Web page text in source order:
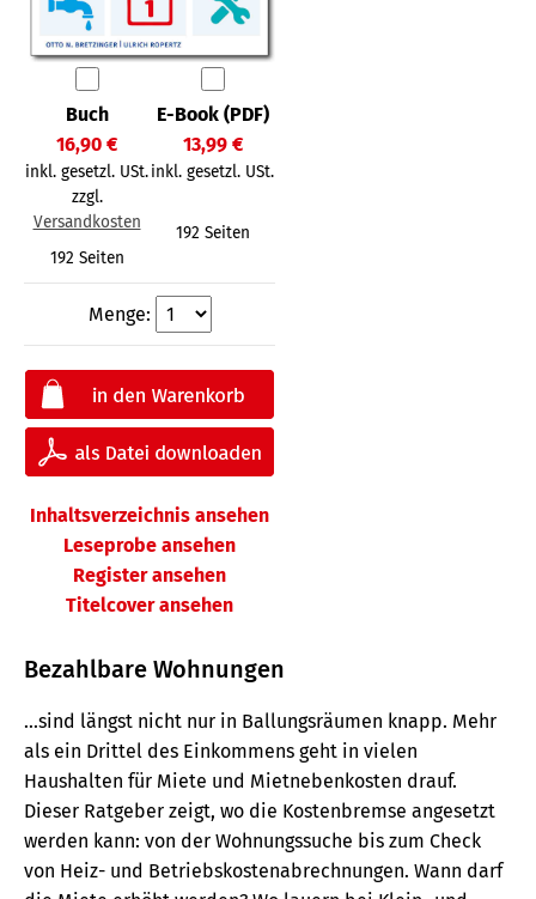
Buch
16,90 €
inkl. gesetzl. USt.
zzgl.
Versandkosten
192 Seiten
E-Book (PDF)
13,99 €
inkl. gesetzl. USt.
192 Seiten
Menge:
Inhaltsverzeichnis ansehen
Leseprobe ansehen
Register ansehen
Titelcover ansehen
Bezahlbare Wohnungen
...sind längst nicht nur in Ballungsräumen knapp. Mehr
als ein Drittel des Einkommens geht in vielen
Haushalten für Miete und Mietnebenkosten drauf.
Dieser Ratgeber zeigt, wo die Kostenbremse angesetzt
werden kann: von der Wohnungssuche bis zum Check
von Heiz- und Betriebskostenabrechnungen. Wann darf